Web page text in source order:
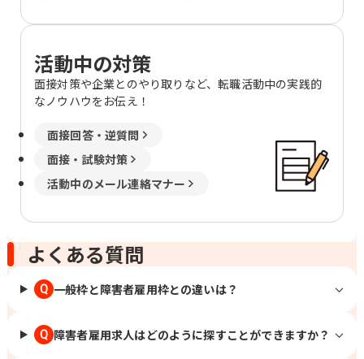
活動中の対策
面接対策や企業とのやり取りなど、転職活動中の実践的
なノウハウをお伝え！
面接回答・逆質問
面接・試験対策
活動中のメール連絡マナー
よくある質問
Q 一般枠と障害者雇用枠との違いは？
Q 障害者雇用求人はどのように探すことができますか？